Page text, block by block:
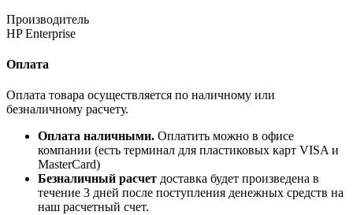
Производитель
HP Enterprise
Оплата
Оплата товара осуществляется по наличному или
безналичному расчету.
Оплата наличными. Оплатить можно в офисе
компании (есть терминал для пластиковых карт VISA и
MasterCard)
Безналичный расчет доставка будет произведена в
течение 3 дней после поступления денежных средств на
наш расчетный счет.